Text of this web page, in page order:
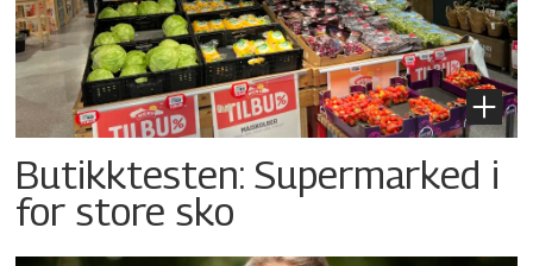
Butikktesten: Supermarked i
for store sko